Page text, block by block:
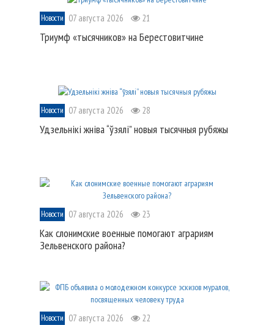
Новости 07 августа 2026 21
Триумф «тысячников» на Берестовитчине
Новости 07 августа 2026 28
Удзельнікі жніва “ўзялі” новыя тысячныя рубяжы
Новости 07 августа 2026 23
Как слонимские военные помогают аграриям
Зельвенского района?
Новости 07 августа 2026 22